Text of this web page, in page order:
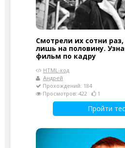
Смотрели их сотни
лишь на половину.
фильм по кадру
HTML-код
Андрей
Прохождений: 184
Просмотров: 422
1
Пройти